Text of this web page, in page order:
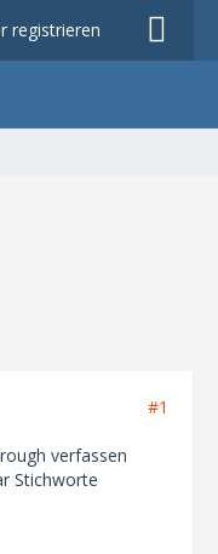
registrieren
#1
verfassen
Stichworte